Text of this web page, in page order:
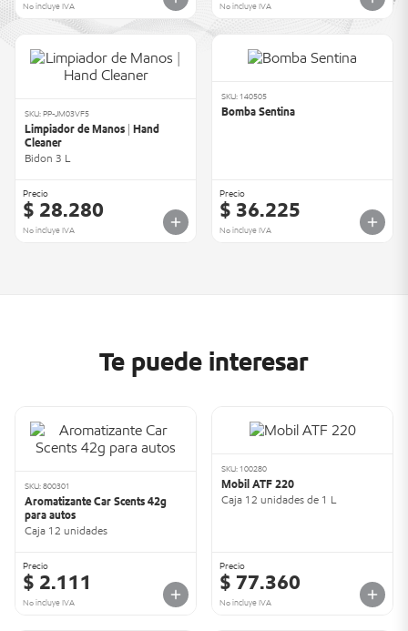
No incluye IVA No incluye IVA
SKU: PP-JM03VF5
Limpiador de Manos | Hand
Cleaner
Bidon 3 L
Precio
$ 28.280
No incluye IVA
SKU: 140505
Bomba Sentina
Precio
$ 36.225
No incluye IVA
Te puede interesar
SKU: 800301
Aromatizante Car Scents 42g
para autos
Caja 12 unidades
Precio
$ 2.111
No incluye IVA
SKU: 100280
Mobil ATF 220
Caja 12 unidades de 1 L
Precio
$ 77.360
No incluye IVA